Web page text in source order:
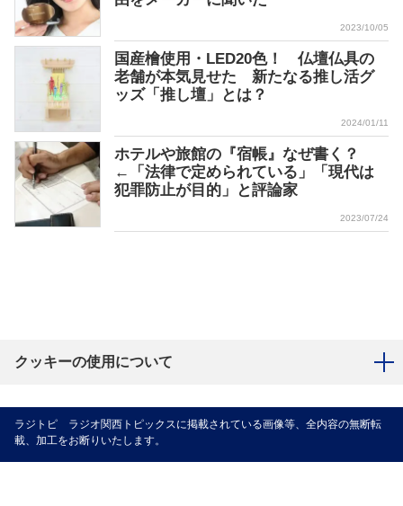
2023/10/05
国産檜使用・LED20色！ 仏壇仏具の
老舗が本気見せた 新たなる推し活グ
ッズ「推し壇」とは？
2024/01/11
ホテルや旅館の『宿帳』なぜ書く？
←「法律で定められている」「現代は
犯罪防止が目的」と評論家
2023/07/24
クッキーの使用について
ラジトピ ラジオ関西トピックスに掲載されている画像等、全内容の無断転
載、加工をお断りいたします。